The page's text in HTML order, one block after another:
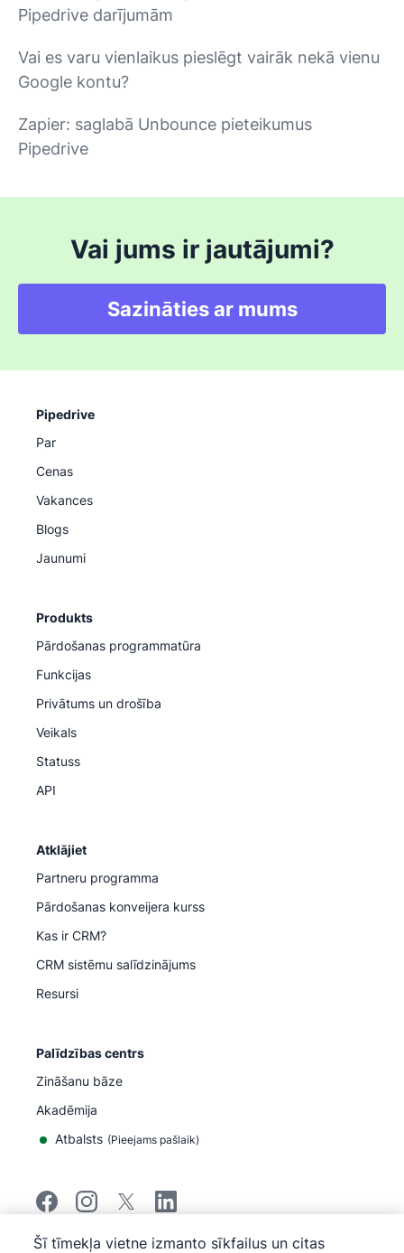
Pipedrive darījumām
Vai es varu vienlaikus pieslēgt vairāk nekā vienu
Google kontu?
Zapier: saglabā Unbounce pieteikumus
Pipedrive
Vai jums ir jautājumi?
Sazināties ar mums
Pipedrive
Par
Cenas
Vakances
Blogs
Jaunumi
Produkts
Pārdošanas programmatūra
Funkcijas
Privātums un drošība
Veikals
Statuss
API
Atklājiet
Partneru programma
Pārdošanas konveijera kurss
Kas ir CRM?
CRM sistēmu salīdzinājums
Resursi
Palīdzības centrs
Zināšanu bāze
Akadēmija
Atbalsts (Pieejams pašlaik)
© 2026Pipedrive
Šī tīmekļa vietne izmanto sīkfailus un citas